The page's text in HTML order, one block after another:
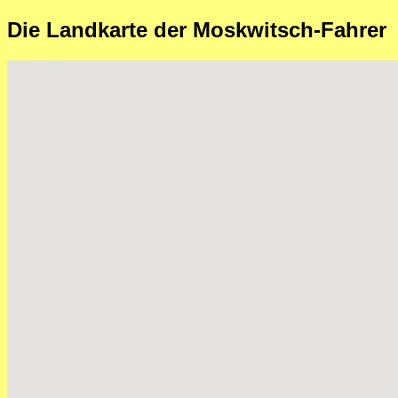
Die Landkarte der Moskwitsch-Fahrer